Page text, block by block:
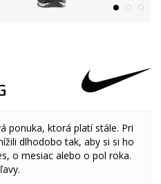
ponuka, ktorá platí stále. Pri
dlhodobo tak, aby si si ho
o mesiac alebo o pol roka.